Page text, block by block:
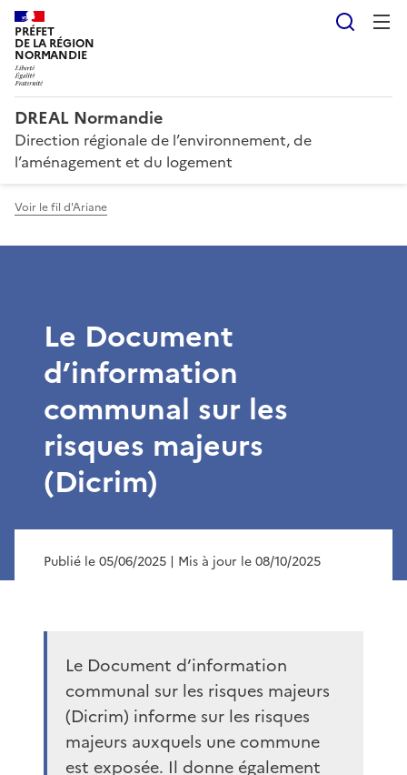
PRÉFET
DE LA RÉGION
NORMANDIE
DREAL Normandie
Direction régionale de l’environnement, de
l’aménagement et du logement
Voir le fil d'Ariane
Le Document
d’information
communal sur les
risques majeurs
(Dicrim)
Publié le 05/06/2025 | Mis à jour le 08/10/2025
Le Document d’information
communal sur les risques majeurs
(Dicrim) informe sur les risques
majeurs auxquels une commune
est exposée. Il donne également